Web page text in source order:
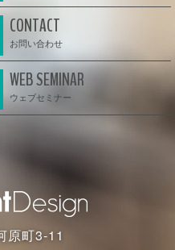
CONTACT
WEB SEMINAR
原町3-11